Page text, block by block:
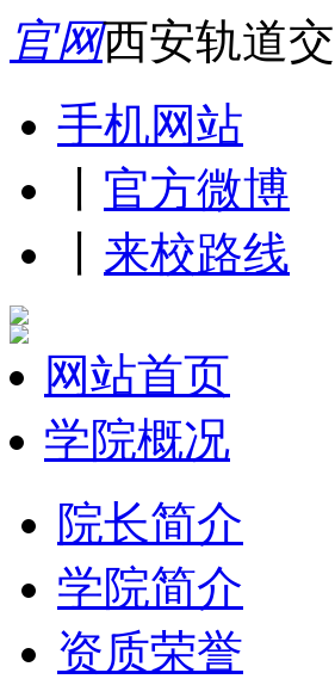
官网西安轨道
手机网站
官方微博
来校路线
网站首页
学院概况
院长简介
学院简介
资质荣誉